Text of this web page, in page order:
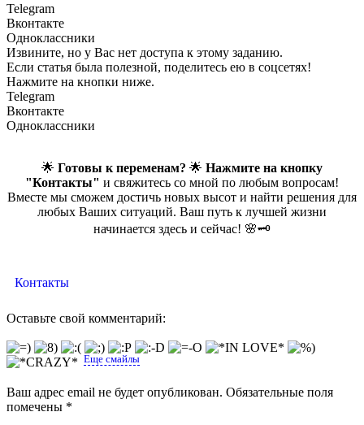
Telegram
Вконтакте
Одноклассники
Извините, но у Вас нет доступа к этому заданию.
Если статья была полезной, поделитесь ею в соцсетях!
Нажмите на кнопки ниже.
Telegram
Вконтакте
Одноклассники
🌟 Готовы к переменам? 🌟 Нажмите на кнопку
"Контакты" и свяжитесь со мной по любым вопросам!
Вместе мы сможем достичь новых высот и найти решения для
любых Ваших ситуаций. Ваш путь к лучшей жизни
начинается здесь и сейчас! 🌸🗝️
Контакты
Оставьте свой комментарий:
Еще смайлы
Ваш адрес email не будет опубликован. Обязательные поля
помечены *